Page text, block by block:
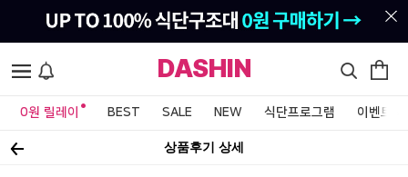
DASHIN
0원 릴레이 BEST SALE NEW 식단프로그램 이벤트&
상품후기 상세